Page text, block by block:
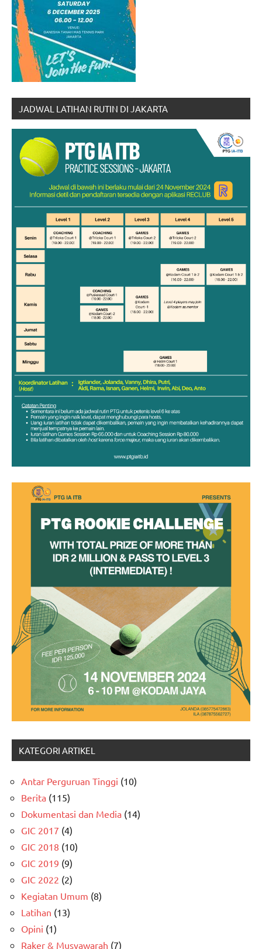
JADWAL LATIHAN RUTIN DI JAKARTA
KATEGORI ARTIKEL
Antar Perguruan Tinggi (10)
Berita (115)
Dokumentasi dan Media (14)
GIC 2017 (4)
GIC 2018 (10)
GIC 2019 (9)
GIC 2022 (2)
Kegiatan Umum (8)
Latihan (13)
Opini (1)
Raker & Musyawarah (7)